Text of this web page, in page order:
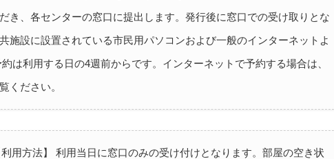
き、各センターの窓口に提出します。発行後に窓口での受け取りとな
施設に設置されている市民用パソコンおよび一般のインターネットよ
は利用する日の4週前からです。インターネットで予約する場合は、
ください。
用方法】 利用当日に窓口のみの受け付けとなります。部屋の空き状